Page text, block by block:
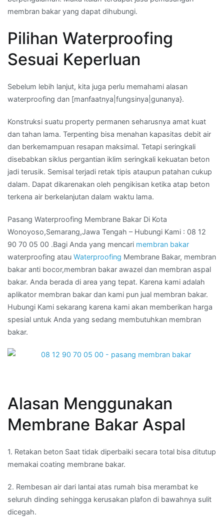
membran bakar yang dapat dihubungi.
Pilihan Waterproofing
Sesuai Keperluan
Sebelum lebih lanjut, kita juga perlu memahami alasan
waterproofing dan [manfaatnya|fungsinya|gunanya}.
Konstruksi suatu property permanen seharusnya amat kuat
dan tahan lama. Terpenting bisa menahan kapasitas debit air
dan berkemampuan resapan maksimal. Tetapi seringkali
disebabkan siklus pergantian iklim seringkali kekuatan beton
jadi terusik. Semisal terjadi retak tipis ataupun patahan cukup
dalam. Dapat dikarenakan oleh pengikisan ketika atap beton
terkena air berkelanjutan dalam waktu lama.
Pasang Waterproofing Membrane Bakar Di Kota
Wonoyoso,Semarang,Jawa Tengah – Hubungi Kami : 08 12
90 70 05 00 .Bagi Anda yang mencari membran bakar
waterproofing atau Waterproofing Membrane Bakar, membran
bakar anti bocor,membran bakar awazel dan membran aspal
bakar. Anda berada di area yang tepat. Karena kami adalah
aplikator membran bakar dan kami pun jual membran bakar.
Hubungi Kami sekarang karena kami akan memberikan harga
spesial untuk Anda yang sedang membutuhkan membran
bakar.
Alasan Menggunakan
Membrane Bakar Aspal
1. Retakan beton Saat tidak diperbaiki secara total bisa ditutup
memakai coating membrane bakar.
2. Rembesan air dari lantai atas rumah bisa merambat ke
seluruh dinding sehingga kerusakan plafon di bawahnya sulit
dicegah.